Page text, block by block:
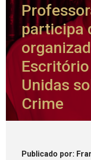
participa
Unidas
Crime
Publicado por: